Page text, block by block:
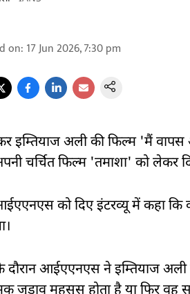
on: 17 Jun 2026, 7:30 pm
इम्तियाज अली की फिल्म 'मैं वापस
चर्चित फिल्म 'तमाशा' को
को दिए इंटरव्यू में कहा कि
दौरान आईएएनएस ने इम्तियाज